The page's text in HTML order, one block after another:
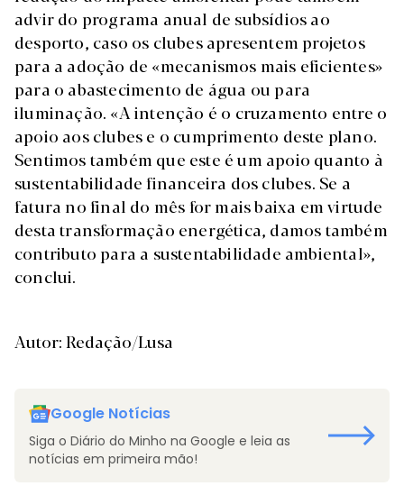
advir do programa anual de subsídios ao
desporto, caso os clubes apresentem projetos
para a adoção de «mecanismos mais eficientes»
para o abastecimento de água ou para
iluminação. «A intenção é o cruzamento entre o
apoio aos clubes e o cumprimento deste plano.
Sentimos também que este é um apoio quanto à
sustentabilidade financeira dos clubes. Se a
fatura no final do mês for mais baixa em virtude
desta transformação energética, damos também
contributo para a sustentabilidade ambiental»,
conclui.
Autor: Redação/Lusa
Google Notícias
Siga o Diário do Minho na Google e leia as
notícias em primeira mão!